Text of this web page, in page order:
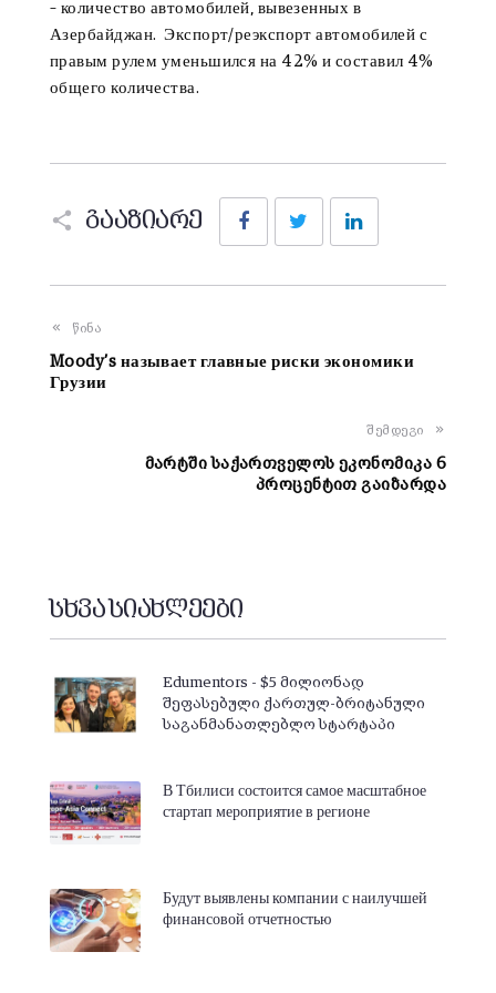
– количество автомобилей, вывезенных в
Азербайджан. Экспорт/реэкспорт автомобилей с
правым рулем уменьшился на 42% и составил 4%
общего количества.
გააზიარე
FacebookTwitter
წინა
Moody’s называет главные риски экономики
Грузии
შემდეგი
მარტში საქართველოს ეკონომიკა 6
პროცენტით გაიზარდა
სხვა სიახლეები
Edumentors - $5 მილიონად
შეფასებული ქართულ-ბრიტანული
საგანმანათლებლო სტარტაპი
В Тбилиси состоится самое масштабное
стартап мероприятие в регионе
Будут выявлены компании с наилучшей
финансовой отчетностью